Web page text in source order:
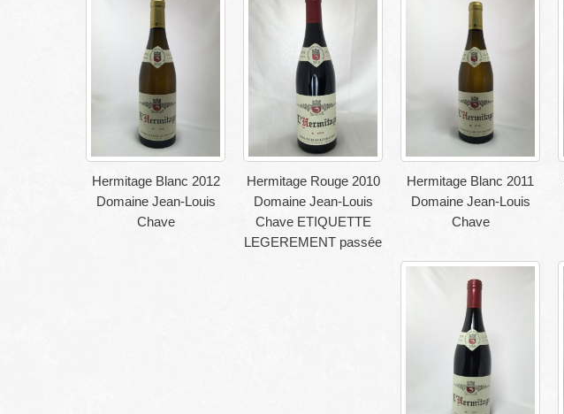
Hermitage Blanc 2012
Domaine Jean-Louis
Chave
Hermitage Rouge 2010
Domaine Jean-Louis
Chave ETIQUETTE
LEGEREMENT passée
Hermitage Blanc 2011
Domaine Jean-Louis
Chave